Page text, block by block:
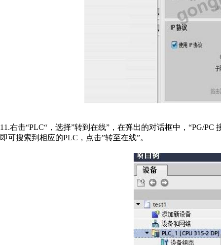
11.右击“PLC“，选择”转到在线”，在弹出的对话框中，“PG/PC
即可搜索到相应的PLC，点击”转至在线”。